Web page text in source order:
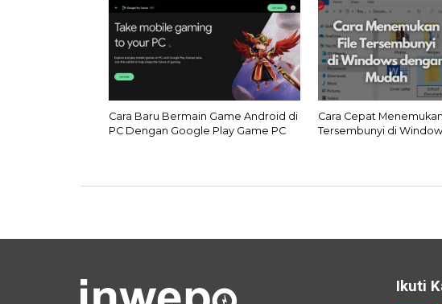
Cara Baru Bermain Game Android di
PC Dengan Google Play Game PC
Cara Cepat
Tersembunyi di
Ikuti